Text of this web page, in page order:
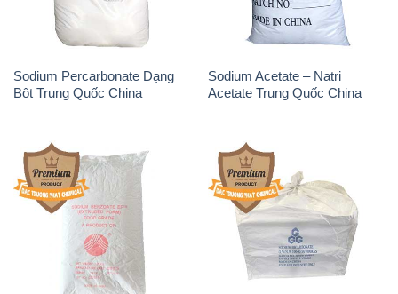
Sodium Benzoate – Mốc Bột
Chữ Cam Food Grade Trung
Quốc China
Sodium Bicarbonate – Bicar
NaHCO3 Food Grade 3 Chữ
GGG Bao Jumbo ( Bành )
Trung Quốc China